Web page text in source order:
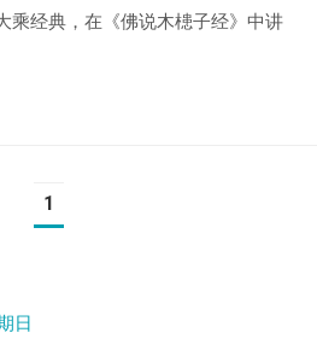
乘经典，在《佛说木槵子经》中讲
1
日